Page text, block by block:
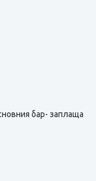
бар- заплаща